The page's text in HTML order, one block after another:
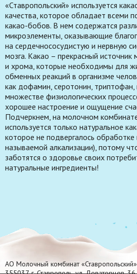
«Ставропольский» используется
качества, которое обладает всеми
какао-бобов. В нем содержатся
микроэлементы, оказывающие
на сердечнососудистую и нервную
мозга. Какао – прекрасный источник
и хрома, которые необходимы для
обменных реакций в организме
как дофамин, серотонин,
множестве физиологических
хорошее настроение и ощущение
Подчеркнем, на молочном
используется только натуральное
которое не подвергалось
называемой алкализации), потому
заботятся о здоровье своих
натуральные ингредиенты!
АО Молочный комбинат «Ставропольский»